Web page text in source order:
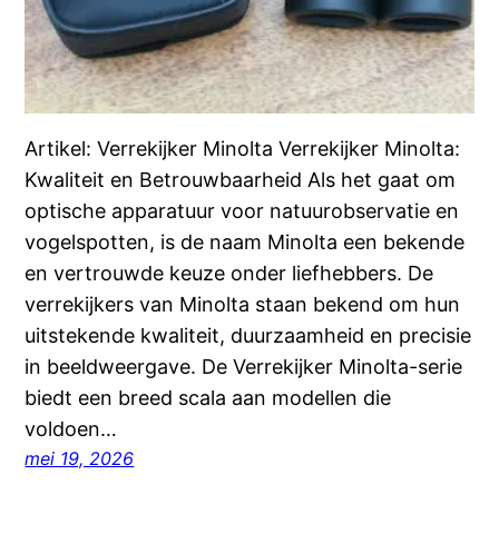
Artikel: Verrekijker Minolta Verrekijker Minolta:
Kwaliteit en Betrouwbaarheid Als het gaat om
optische apparatuur voor natuurobservatie en
vogelspotten, is de naam Minolta een bekende
en vertrouwde keuze onder liefhebbers. De
verrekijkers van Minolta staan bekend om hun
uitstekende kwaliteit, duurzaamheid en precisie
in beeldweergave. De Verrekijker Minolta-serie
biedt een breed scala aan modellen die
voldoen…
mei 19, 2026